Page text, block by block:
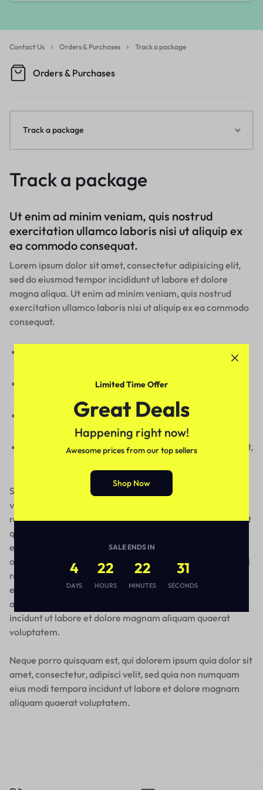
Contact Us Orders & Purchases Track a package
Orders & Purchases
Track a package
Ut enim ad minim veniam, quis nostrud
exercitation ullamco laboris nisi ut aliquip ex
ea commodo consequat.
Lorem ipsum dolor sit amet, consectetur adipisicing elit,
sed do eiusmod tempor incididunt ut labore et dolore
magna aliqua. Ut enim ad minim veniam, quis nostrud
exercitation ullamco laboris nisi ut aliquip ex ea commodo
consequat.
Excepteur sint occaecat cupidatat non proident, sunt in
Quis nostrud exercitation ullamco laboris nisi ut aliquip
Duis aute irure dolor in reprehenderit in voluptate velit
Lorem ipsum dolor sit amet, consectetur adipisicing elit,
Sed ut perspiciatis unde omnis iste natus error sit
voluptatem accusantium doloremque laudantium, totam
rem aperiam, eaque ipsa quae ab illo inventore veritatis et
quasi architecto beatae vitae dicta sunt explicabo. Nemo
enim ipsam voluptatem quia voluptas sit aspernatur aut
odit aut fugit, sed quia consequuntur magni dolores eos qui
ratione voluptatem sequi nesciunt. Neque porro quisquam
est, qui dolorem ipsum quia dolor sit amet, consectetur,
adipisci velit, sed quia non numquam eius modi tempora
incidunt ut labore et dolore magnam aliquam quaerat
voluptatem.
Neque porro quisquam est, qui dolorem ipsum quia dolor sit
amet, consectetur, adipisci velit, sed quia non numquam
eius modi tempora incidunt ut labore et dolore magnam
aliquam quaerat voluptatem.
Track a package
Limited Time Offer
Great Deals
Happening right now!
Awesome prices from our top sellers
Shop Now
SALE ENDS IN
4
DAYS
22
HOURS
22
MINUTES
31
SECONDS